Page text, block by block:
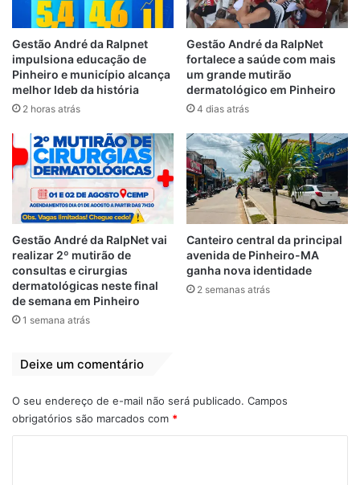
Gestão André da Ralpnet
impulsiona educação de
Pinheiro e município alcança
melhor Ideb da história
2 horas atrás
Gestão André da RalpNet
fortalece a saúde com mais
um grande mutirão
dermatológico em Pinheiro
4 dias atrás
Gestão André da RalpNet vai
realizar 2º mutirão de
consultas e cirurgias
dermatológicas neste final
de semana em Pinheiro
1 semana atrás
Canteiro central da principal
avenida de Pinheiro-MA
ganha nova identidade
2 semanas atrás
Deixe um comentário
O seu endereço de e-mail não será publicado. Campos
obrigatórios são marcados com *